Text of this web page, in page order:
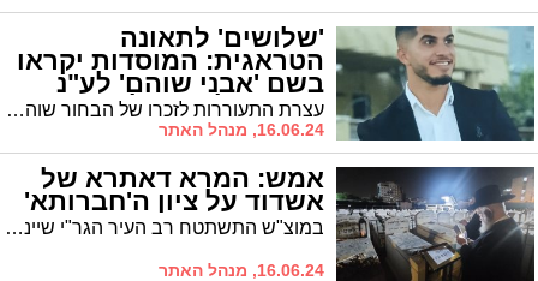
'שלושים' לתאונה
הטראגית: המוסדות יקראו
בשם 'אבני שוהם' לע"נ
שוהם מלאכי ז"ל עצרת התעוררות לזכרו של הבחור שוהם יהודה מלאכי ז"ל במעמד רבנים חשובים | מוסדות התורה והחסד "אורח הישר" יקראו מעתה "אבני שוהם" לעילוי נשמתו
16.06.24, מנהל האתר
אמש: המרא דאתרא של
אשדוד על ציון ה'חברותא'
במוצ"ש התשתטח רב העיר הגר"י שיינין שליט"א על קברו של ראש הישיבה הגר"ג אדלשטיין זצ"ל, שהיה רבו וכן החברותא שלו במשך 5 שנים
16.06.24, מנהל האתר